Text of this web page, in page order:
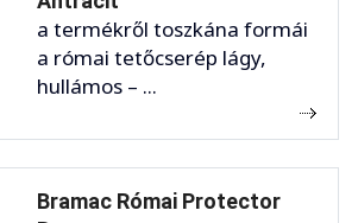
a termékről toszkána formái
a római tetőcserép lágy,
hullámos – ...
Bramac Római Protector